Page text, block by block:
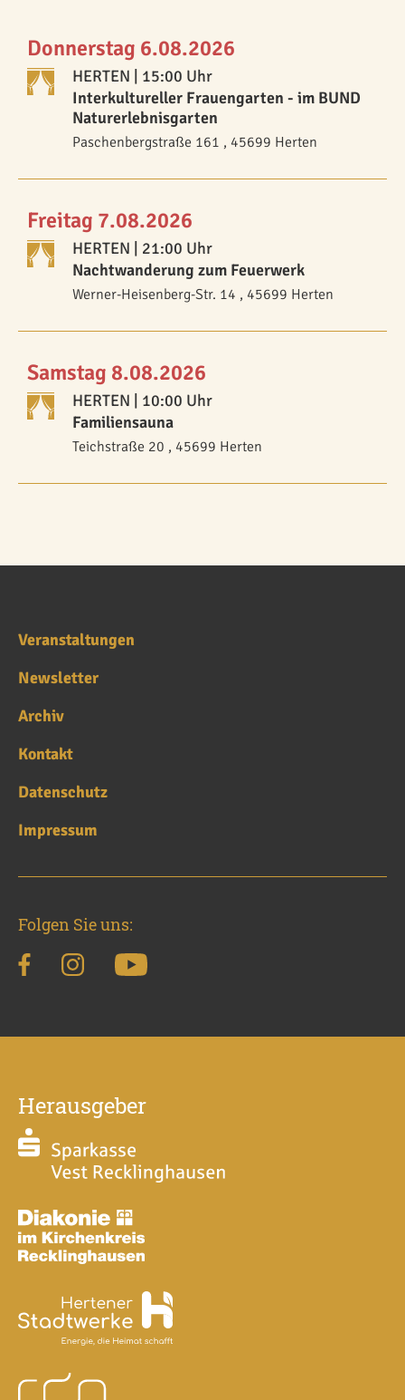
Donnerstag 6.08.2026
HERTEN | 15:00 Uhr
Interkultureller Frauengarten - im BUND
Naturerlebnisgarten
Paschenbergstraße 161 , 45699 Herten
Freitag 7.08.2026
HERTEN | 21:00 Uhr
Nachtwanderung zum Feuerwerk
Werner-Heisenberg-Str. 14 , 45699 Herten
Samstag 8.08.2026
HERTEN | 10:00 Uhr
Familiensauna
Teichstraße 20 , 45699 Herten
Veranstaltungen
Newsletter
Archiv
Kontakt
Datenschutz
Impressum
Folgen Sie uns:
Herausgeber